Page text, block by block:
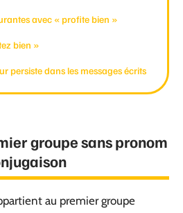
avec « profite bien »
bien »
persiste dans les messages écrits
groupe sans pronom
au premier groupe